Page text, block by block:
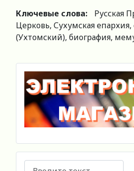
Ключевые слова:
Русская
Церковь, Сухумская
(Ухтомский), биография,
Поиск